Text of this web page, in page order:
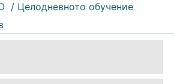
08-06 15:40:39
конкурсът
Станчев за
/ Целодневното обучение